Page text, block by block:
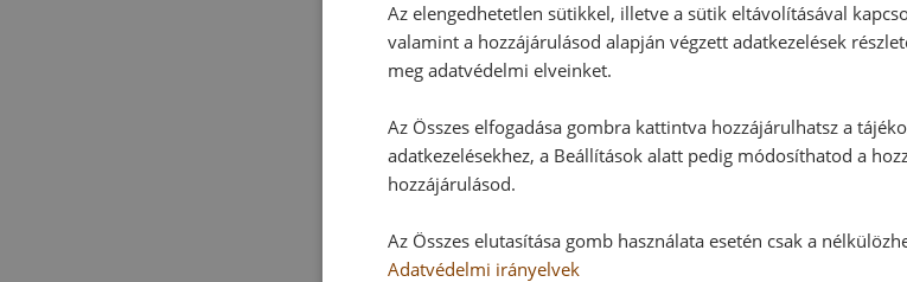
Az elengedhetetlen sütikkel, illetve a sütik eltávolításával
valamint a hozzájárulásod alapján végzett adatkezelések
meg adatvédelmi elveinket.
Az Összes elfogadása gombra kattintva hozzájárulhatsz a
adatkezelésekhez, a Beállítások alatt pedig módosíthatod a
hozzájárulásod.
Az Összes elutasítása gomb használata esetén csak a
Adatvédelmi irányelvek